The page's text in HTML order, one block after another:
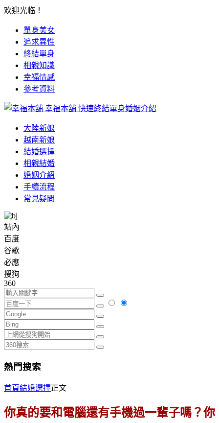
欢迎光临！
單身美女
追求異性
終結單身
相親知識
幸福情感
參考資料
幸福本舖 快速終結單身婚姻介紹
大陸新娘
越南新娘
結婚選擇
相親結婚
婚姻介紹
手續流程
常見疑問
站內
百度
谷歌
必應
搜狗
360
熱門搜索
首頁結婚選擇正文
你真的要和電腦還有手機過一輩子嗎？你